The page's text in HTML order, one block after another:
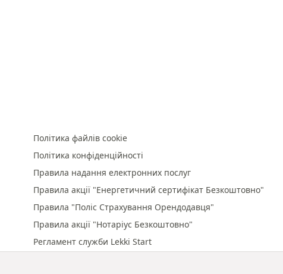
Політика файлів cookie
Політика конфіденційності
Правила надання електронних послуг
Правила акції "Енергетичний сертифікат Безкоштовно"
Правила "Поліс Страхування Орендодавця"
Правила акції "Нотаріус Безкоштовно"
Регламент служби Lekki Start